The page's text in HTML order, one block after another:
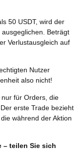
50 USDT, wird der
Beträgt
Verlustausgleich auf
Nutzer
also nicht!
für Orders, die
erste Trade bezieht
während der Aktion
– teilen Sie sich